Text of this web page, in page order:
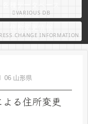
VARIOUS DB
CHANGE INFORMATION
06 山形県
よる住所変更